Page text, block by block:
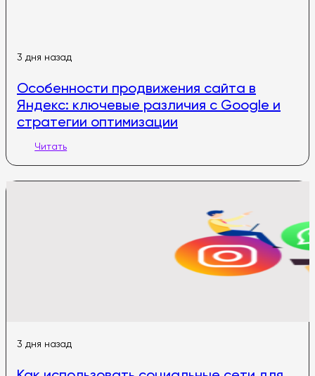
3 дня назад
Особенности продвижения сайта в
Яндекс: ключевые различия с Google и
стратегии оптимизации
Читать
3 дня назад